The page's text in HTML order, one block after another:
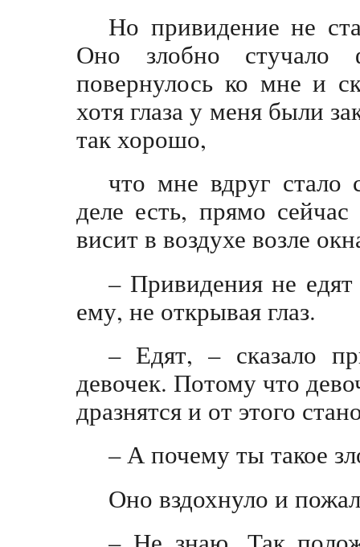
Но привидение не
Оно злобно стучало
повернулось ко мне и
хотя глаза у меня были
так хорошо,
что мне вдруг
деле есть, прямо
висит в воздухе возле
– Привидения не
ему, не открывая глаз.
– Едят, – сказало
девочек. Потому что
дразнятся и от этого
– А почему ты такое
Оно вздохнуло и